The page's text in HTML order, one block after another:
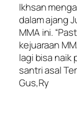
Ikhsan
dalam ajang
MMA ini.
kejuaraan
lagi bisa naik
santri asal
Gus,Ry